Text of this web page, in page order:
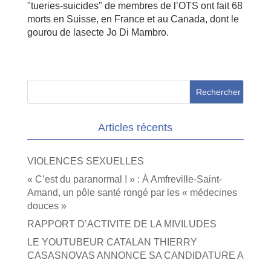
"tueries-suicides" de membres de l’OTS ont fait 68
morts en Suisse, en France et au Canada, dont le
gourou de lasecte Jo Di Mambro.
Articles récents
VIOLENCES SEXUELLES
« C’est du paranormal ! » : À Amfreville-Saint-
Amand, un pôle santé rongé par les « médecines
douces »
RAPPORT D’ACTIVITE DE LA MIVILUDES
LE YOUTUBEUR CATALAN THIERRY
CASASNOVAS ANNONCE SA CANDIDATURE A